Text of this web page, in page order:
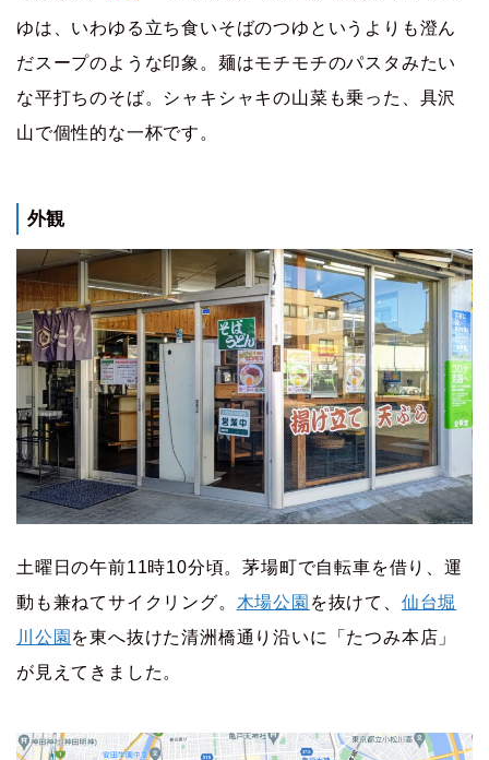
ゆは、いわゆる立ち食いそばのつゆというよりも澄ん
だスープのような印象。麺はモチモチのパスタみたい
な平打ちのそば。シャキシャキの山菜も乗った、具沢
山で個性的な一杯です。
外観
土曜日の午前11時10分頃。茅場町で自転車を借り、運
動も兼ねてサイクリング。 木場公園 を抜けて、 仙台堀
川公園 を東へ抜けた清洲橋通り沿いに「たつみ本店」
が見えてきました。